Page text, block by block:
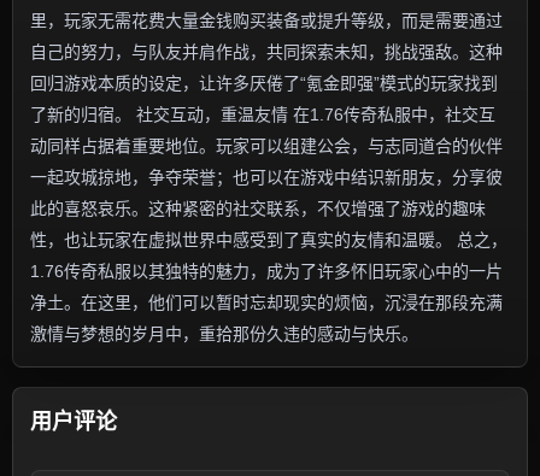
里，玩家无需花费大量金钱购买装备或提升等级，而是需要通过
自己的努力，与队友并肩作战，共同探索未知，挑战强敌。这种
回归游戏本质的设定，让许多厌倦了“氪金即强”模式的玩家找到
了新的归宿。 社交互动，重温友情 在1.76传奇私服中，社交互
动同样占据着重要地位。玩家可以组建公会，与志同道合的伙伴
一起攻城掠地，争夺荣誉；也可以在游戏中结识新朋友，分享彼
此的喜怒哀乐。这种紧密的社交联系，不仅增强了游戏的趣味
性，也让玩家在虚拟世界中感受到了真实的友情和温暖。 总之，
1.76传奇私服以其独特的魅力，成为了许多怀旧玩家心中的一片
净土。在这里，他们可以暂时忘却现实的烦恼，沉浸在那段充满
激情与梦想的岁月中，重拾那份久违的感动与快乐。
用户评论